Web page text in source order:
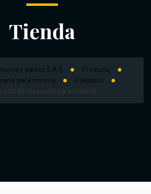
Tienda
y partes S.A.S
Products
para minería
Polipasto
de elevación para minería